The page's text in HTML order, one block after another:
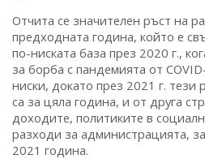
Отчита се значителен ръст на
предходната година, който е
по-ниската база през 2020 г.,
за борба с пандемията от
ниски, докато през 2021 г.
са за цяла година, и от друга
доходите, политиките в
разходи за администрацията,
2021 година.